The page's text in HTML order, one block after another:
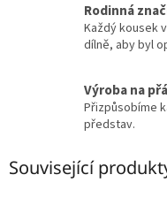
Rodinná
Každý kousek
dílně, aby byl
Výroba na
Přizpůsobíme
představ.
Související